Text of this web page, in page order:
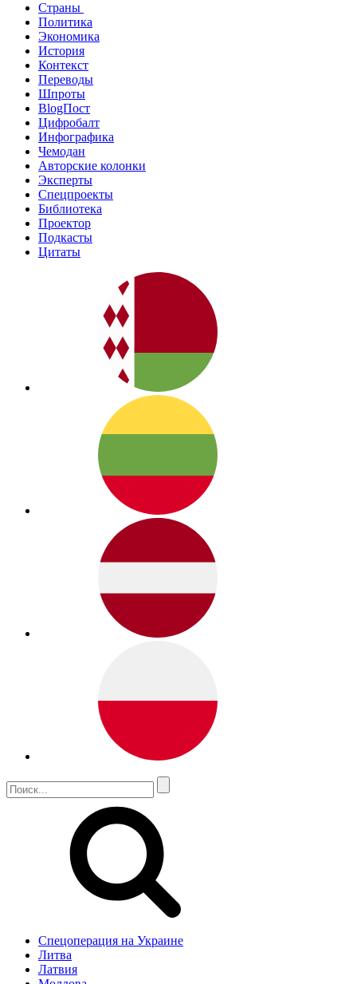
Страны
Политика
Экономика
История
Контекст
Переводы
Шпроты
BlogПост
Цифробалт
Инфографика
Чемодан
Авторские колонки
Эксперты
Спецпроекты
Библиотека
Проектор
Подкасты
Цитаты
Спецоперация на Украине
Литва
Латвия